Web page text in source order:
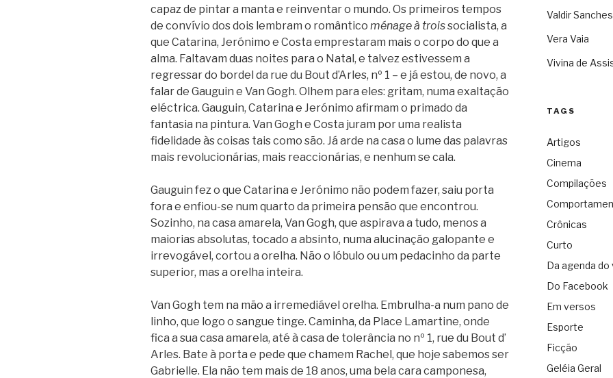
capaz de pintar a manta e reinventar o mundo. Os primeiros tempos
de convívio dos dois lembram o romântico ménage à troissocialista, a
que Catarina, Jerónimo e Costa emprestaram mais o corpo do que a
alma. Faltavam duas noites para o Natal, e talvez estivessem a
regressar do bordel da rue du Bout d’Arles, nº 1 – e já estou, de novo, a
falar de Gauguin e Van Gogh. Olhem para eles: gritam, numa exaltação
eléctrica. Gauguin, Catarina e Jerónimo afirmam o primado da
fantasia na pintura. Van Gogh e Costa juram por uma realista
fidelidade às coisas tais como são. Já arde na casa o lume das palavras
mais revolucionárias, mais reaccionárias, e nenhum se cala.
Gauguin fez o que Catarina e Jerónimo não podem fazer, saiu porta
fora e enfiou-se num quarto da primeira pensão que encontrou.
Sozinho, na casa amarela, Van Gogh, que aspirava a tudo, menos a
maiorias absolutas, tocado a absinto, numa alucinação galopante e
irrevogável, cortou a orelha. Não o lóbulo ou um pedacinho da parte
superior, mas a orelha inteira.
Van Gogh tem na mão a irremediável orelha. Embrulha-a num pano de
linho, que logo o sangue tinge. Caminha, da Place Lamartine, onde
fica a sua casa amarela, até à casa de tolerância no nº 1, rue du Bout d’
Arles. Bate à porta e pede que chamem Rachel, que hoje sabemos ser
Gabrielle. Ela não tem mais de 18 anos, uma bela cara camponesa,
Valdir Sanches
Vera Vaia
Vivina de
TAGS
Artigos
Cinema
Compilações
Crônicas
Curto
Da agenda do
Do Facebook
Em versos
Esporte
Ficção
Geléia Geral